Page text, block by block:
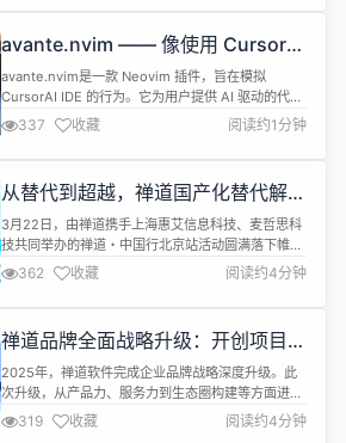
加速，处理速度快 支持多种图像格式 文件夹监控功
U...
avante.nvim —— 像使用 Cursor
AI IDE 一样使用你的 Neovim
avante.nvim是一款 Neovim 插件，旨在模拟
CursorAI IDE 的行为。它为用户提供 AI 驱动的代码
建议，并能够以最小的努力将这些建议直接应用于他
们的源文件。 特点： 人工智能代码辅助：与人工智
能交互，询问有关你当前代码文件的问题，并接收改
将 AI 建议的更改应用于你的源代码，从而简化编
辑...
337 收藏 阅读约1分钟
从替代到超越，禅道国产化替代解决
方案2.0发布！
3月22日，由禅道携手上海惠艾信息科技、麦哲思科
技共同举办的禅道・中国行北京站活动圆满落下帷
幕。 除深入探究AI赋能研发项目管理外，禅道在活动
现场正式发布了《禅道国产化替代解决方案2.0》，
助力企业全方位构建自主可控的研发项目管理新体
产化替代工具需求迫切的现状，在原有国产化替代解
决方案1.0的基础上完成功能升级...
362 收藏 阅读约4分钟
禅道品牌全面战略升级：开创项目管
理国产化替代新格局
2025年，禅道软件完成企业品牌战略深度升级。此
次升级，从产品力、服务力到生态圈构建等方面进行
了全面优化，以更智慧的解决方案、更开放的生态布
局，更安全的国产化解决方案，助力企业实现从“工
319 收藏 阅读约4分钟